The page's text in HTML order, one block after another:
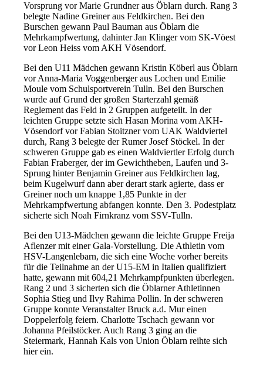
Vorsprung vor Marie Grundner aus Öblarn durch. Rang 3
belegte Nadine Greiner aus Feldkirchen. Bei den
Burschen gewann Paul Bauman aus Öblarn die
Mehrkampfwertung, dahinter Jan Klinger vom SK-Vöest
vor Leon Heiss vom AKH Vösendorf.
Bei den U11 Mädchen gewann Kristin Köberl aus Öblarn
vor Anna-Maria Voggenberger aus Lochen und Emilie
Moule vom Schulsportverein Tulln. Bei den Burschen
wurde auf Grund der großen Starterzahl gemäß
Reglement das Feld in 2 Gruppen aufgeteilt. In der
leichten Gruppe setzte sich Hasan Morina vom AKH-
Vösendorf vor Fabian Stoitzner vom UAK Waldviertel
durch, Rang 3 belegte der Rumer Josef Stöckel. In der
schweren Gruppe gab es einen Waldviertler Erfolg durch
Fabian Fraberger, der im Gewichtheben, Laufen und 3-
Sprung hinter Benjamin Greiner aus Feldkirchen lag,
beim Kugelwurf dann aber derart stark agierte, dass er
Greiner noch um knappe 1,85 Punkte in der
Mehrkampfwertung abfangen konnte. Den 3. Podestplatz
sicherte sich Noah Firnkranz vom SSV-Tulln.
Bei den U13-Mädchen gewann die leichte Gruppe Freija
Aflenzer mit einer Gala-Vorstellung. Die Athletin vom
HSV-Langenlebarn, die sich eine Woche vorher bereits
für die Teilnahme an der U15-EM in Italien qualifiziert
hatte, gewann mit 604,21 Mehrkampfpunkten überlegen.
Rang 2 und 3 sicherten sich die Öblarner Athletinnen
Sophia Stieg und Ilvy Rahima Pollin. In der schweren
Gruppe konnte Veranstalter Bruck a.d. Mur einen
Doppelerfolg feiern. Charlotte Tschach gewann vor
Johanna Pfeilstöcker. Auch Rang 3 ging an die
Steiermark, Hannah Kals von Union Öblarn reihte sich
hier ein.